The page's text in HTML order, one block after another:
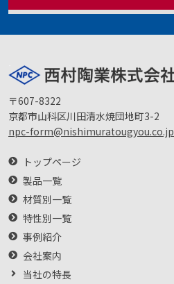
〒607-8322
京都市山科区川田清水焼団地町3-2
npc-form@nishimuratougyou.co.jp
トップページ
製品一覧
材質別一覧
特性別一覧
事例紹介
会社案内
当社の特長